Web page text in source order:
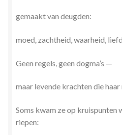
gemaakt van deugden:
moed, zachtheid, waarheid,
Geen regels, geen dogma’s —
maar levende krachten die
Soms kwam ze op kruispunten
riepen: